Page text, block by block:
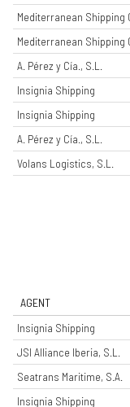
Mediterranean Shipping
Mediterranean Shipping
A. Pérez y Cía., S.L.
Insignia Shipping
Insignia Shipping
A. Pérez y Cía., S.L.
Volans Logistics, S.L.
AGENT
Insignia Shipping
JSI Alliance Iberia, S.L.
Seatrans Maritime, S.A.
Insignia Shipping